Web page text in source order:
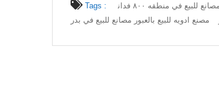
Tags :
للبيع في منطقه ٨٠٠ فدان
مصنع ادويه للبيع بالعبور مصانع للبيع في بدر